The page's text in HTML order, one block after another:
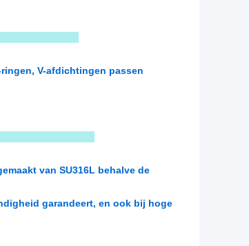
:
V-afdichtingen passen
van SU316L behalve de
garandeert, en ook bij hoge